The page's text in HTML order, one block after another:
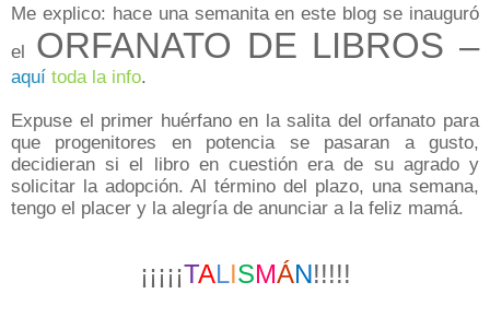
Me explico: hace una semanita en este blog se inauguró
el ORFANATO DE LIBROS –
aquí toda la info.
Expuse el primer huérfano en la salita del orfanato para
que progenitores en potencia se pasaran a gusto,
decidieran si el libro en cuestión era de su agrado y
solicitar la adopción. Al término del plazo, una semana,
tengo el placer y la alegría de anunciar a la feliz mamá.
¡¡¡¡¡TALISMÁN!!!!!